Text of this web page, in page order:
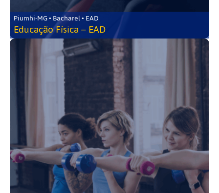
Piumhi-MG • Bacharel • EAD
Educação Física – EAD